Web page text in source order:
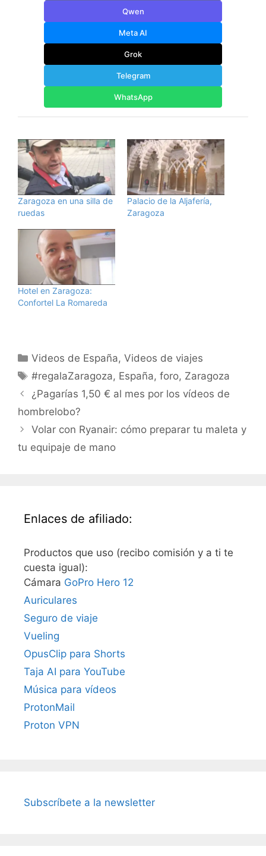
Qwen
Meta AI
Grok
Telegram
WhatsApp
Zaragoza en una silla de
ruedas
Palacio de la Aljafería,
Zaragoza
Hotel en Zaragoza:
Confortel La Romareda
Categorías
Videos de España,Videos de viajes
Etiquetas
#regalaZaragoza, España,foro, Zaragoza
¿Pagarías 1,50 € al mes por los vídeos de
hombrelobo?
Volar con Ryanair: cómo preparar tu maleta y
tu equipaje de mano
Enlaces de afiliado:
Productos que uso (recibo comisión y a ti te
cuesta igual):
Cámara GoPro Hero 12
Auriculares
Seguro de viaje
Vueling
OpusClip para Shorts
Taja AI para YouTube
Música para vídeos
ProtonMail
Proton VPN
Subscríbete a la newsletter